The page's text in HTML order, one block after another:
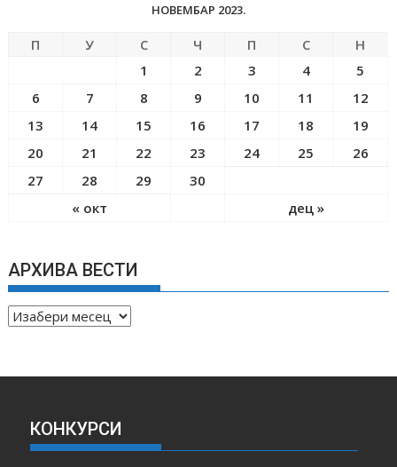
НОВЕМБАР 2023.
П У С Ч П С Н
« окт дец »
1 2 3 4
5
6
7 8 9 10 11
12
13
14 15 16 17 18
19
20
21 22 23 24 25
26
27
28 29 30
АРХИВА ВЕСТИ
А
И
КОНКУРСИ